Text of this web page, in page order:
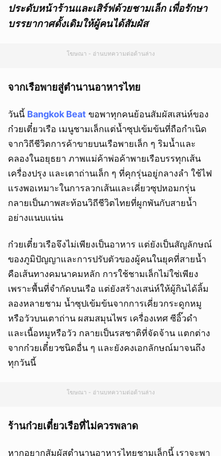
ประดับหน้าร้านและเสิร์ฟด้วยชามเล็ก เพื่อรักษา
บรรยากาศดั้งเดิมให้ผู้คนได้สัมผัส
โฆษณา - อ่านบทความต่อด้านล่าง
จากเรือพายสู่ตำนานอาหารไทย
วันนี้ Bangkok Beat ขอพาทุกคนย้อนสัมผัสเสน่ห์ของ
ก๋วยเตี๋ยวเรือ เมนูชามเล็กแต่น้ำซุปเข้มข้นที่ถือกำเนิด
จากวิถีชีวิตการค้าขายบนเรือพายเล็ก ๆ ริมน้ำและ
คลองในอยุธยา ภาพแม่ค้าพ่อค้าพายเรือบรรทุกเส้น
เครื่องปรุง และเตาถ่านเล็ก ๆ ที่คุกรุ่นอยู่กลางลำ ใช้ไฟ
แรงพอเหมาะในการลวกเส้นและเคี่ยวซุปหอมกรุ่น
กลายเป็นภาพสะท้อนวิถีชีวิตไทยที่ผูกพันกับสายน้ำ
อย่างแนบแน่น
ก๋วยเตี๋ยวเรือจึงไม่เพียงเป็นอาหาร แต่ยังเป็นสัญลักษณ์
ของภูมิปัญญาและการปรับตัวของผู้คนในยุคที่สายน้ำ
คือเส้นทางคมนาคมหลัก การใช้ชามเล็กไม่ใช่เพียง
เพราะพื้นที่จำกัดบนเรือ แต่ยังสร้างเสน่ห์ให้ผู้กินได้ลิ้ม
ลองหลายชาม น้ำซุปเข้มข้นจากการเคี่ยวกระดูกหมู
หรือวัวบนเตาถ่าน ผสมสมุนไพร เครื่องเทศ ซีอิ๊วดำ
และเนื้อหมูหรือวัว กลายเป็นรสชาติที่จัดจ้าน แตกต่าง
จากก๋วยเตี๋ยวชนิดอื่น ๆ และยังคงเอกลักษณ์มาจนถึง
ทุกวันนี้
โฆษณา - อ่านบทความต่อด้านล่าง
ร้านก๋วยเตี๋ยวเรือที่ไม่ควรพลาด
หากอยากสัมผัสตำนานอาหารไทยชามเล็กนี้ เราจะพา